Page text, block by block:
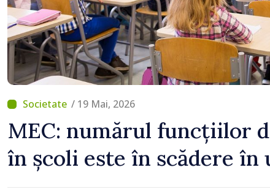
/ 19 Mai, 2026
MEC: numărul funcțiilor
în școli este în scădere